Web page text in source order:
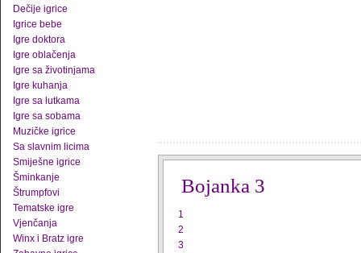
Dečije igrice
Igrice bebe
Igre doktora
Igre oblačenja
Igre sa životinjama
Igre kuhanja
Igre sa lutkama
Igre sa sobama
Muzičke igrice
Sa slavnim licima
Smiješne igrice
Šminkanje
Štrumpfovi
Tematske igre
Vjenčanja
Winx i Bratz igre
Bojanka 3
1
2
3